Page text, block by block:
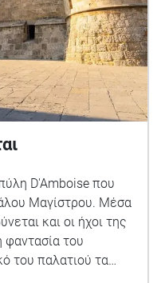
D'Amboise που
Μαγίστρου. Μέσα
και οι ήχοι της
φαντασία του
του παλατιού τα
γλυπτά συνθέτουν